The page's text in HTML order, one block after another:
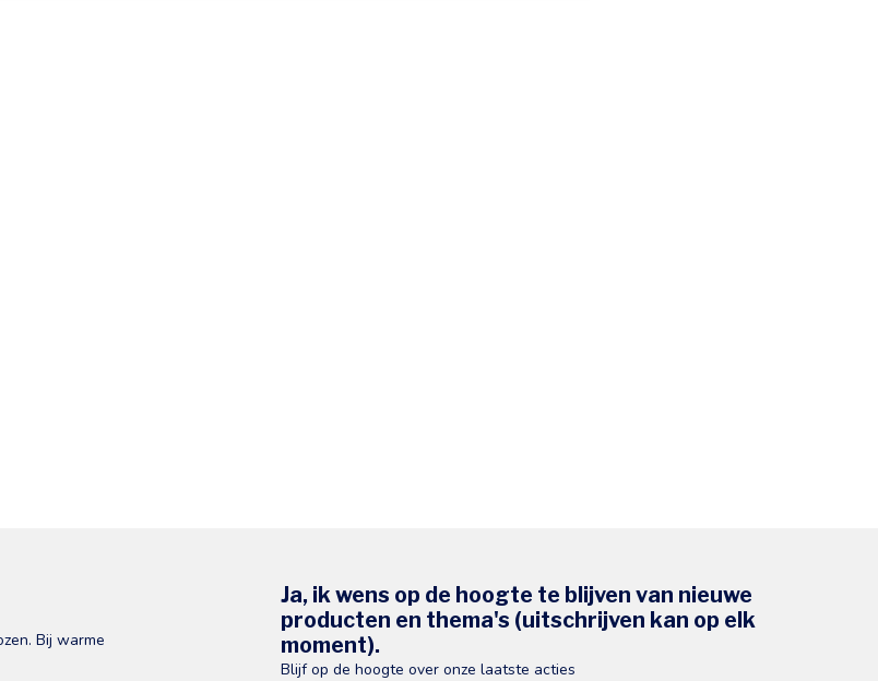
Bij warme
Ja, ik wens op de hoogte te blijven van nieuwe
producten en thema's (uitschrijven kan op elk
moment).
Blijf op de hoogte over onze laatste acties